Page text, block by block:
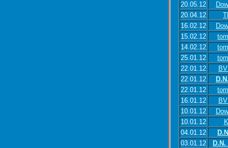
20.05.12
20.04.12
16.02.12
15.02.12
14.02.12
25.01.12
22.01.12
22.01.12
22.01.12
16.01.12
10.01.12
10.01.12
04.01.12
03.01.12